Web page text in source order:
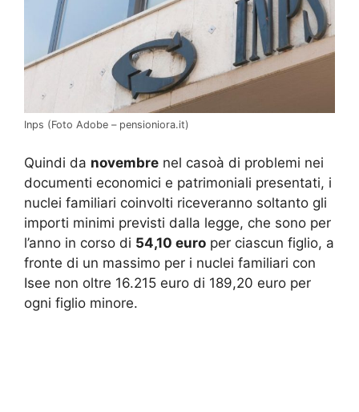
Inps (Foto Adobe – pensioniora.it)
Quindi da novembre nel casoà di problemi nei
documenti economici e patrimoniali presentati, i
nuclei familiari coinvolti riceveranno soltanto gli
importi minimi previsti dalla legge, che sono per
l’anno in corso di 54,10 euro per ciascun figlio, a
fronte di un massimo per i nuclei familiari con
Isee non oltre 16.215 euro di 189,20 euro per
ogni figlio minore.